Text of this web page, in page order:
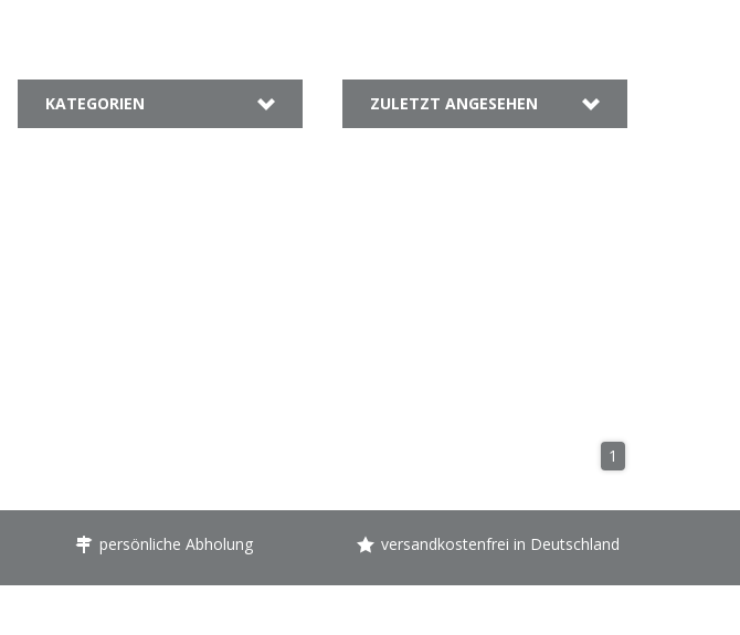
KATEGORIEN ZULETZT ANGESEHEN
1
persönliche Abholung versandkostenfrei in Deutschland